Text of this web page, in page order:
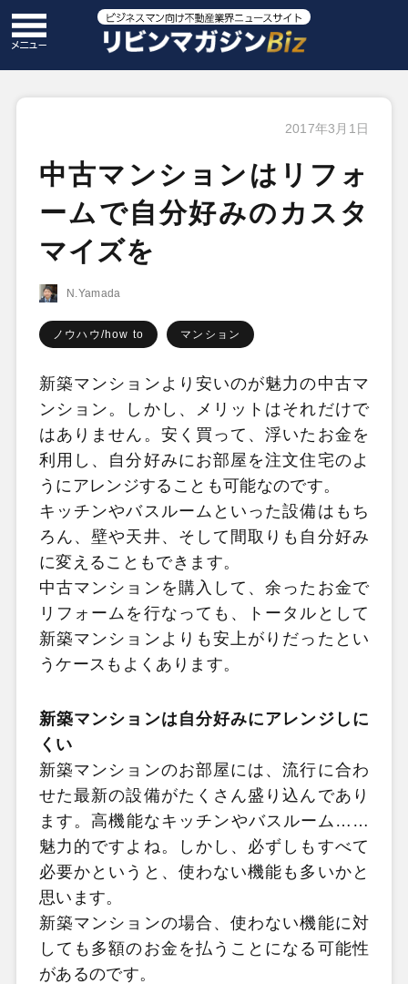
2017年3月1日
中古マンションはリフォ
ームで自分好みのカスタ
マイズを
N.Yamada
ノウハウ/how to マンション
新築マンションより安いのが魅力の中古マ
ンション。しかし、メリットはそれだけで
はありません。安く買って、浮いたお金を
利用し、自分好みにお部屋を注文住宅のよ
うにアレンジすることも可能なのです。
キッチンやバスルームといった設備はもち
ろん、壁や天井、そして間取りも自分好み
に変えることもできます。
中古マンションを購入して、余ったお金で
リフォームを行なっても、トータルとして
新築マンションよりも安上がりだったとい
うケースもよくあります。
新築マンションは自分好みにアレンジしに
くい
新築マンションのお部屋には、流行に合わ
せた最新の設備がたくさん盛り込んであり
ます。高機能なキッチンやバスルーム……
魅力的ですよね。しかし、必ずしもすべて
必要かというと、使わない機能も多いかと
思います。
新築マンションの場合、使わない機能に対
しても多額のお金を払うことになる可能性
があるのです。